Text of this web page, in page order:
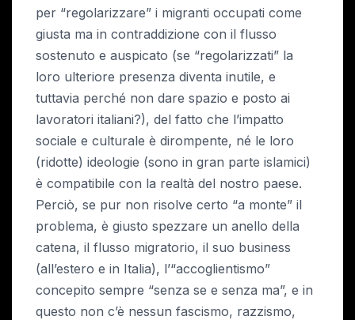
per “regolarizzare” i migranti occupati come
giusta ma in contraddizione con il flusso
sostenuto e auspicato (se “regolarizzati” la
loro ulteriore presenza diventa inutile, e
tuttavia perché non dare spazio e posto ai
lavoratori italiani?), del fatto che l’impatto
sociale e culturale è dirompente, né le loro
(ridotte) ideologie (sono in gran parte islamici)
è compatibile con la realtà del nostro paese.
Perciò, se pur non risolve certo “a monte” il
problema, è giusto spezzare un anello della
catena, il flusso migratorio, il suo business
(all’estero e in Italia), l’“accoglientismo”
concepito sempre “senza se e senza ma”, e in
questo non c’è nessun fascismo, razzismo,